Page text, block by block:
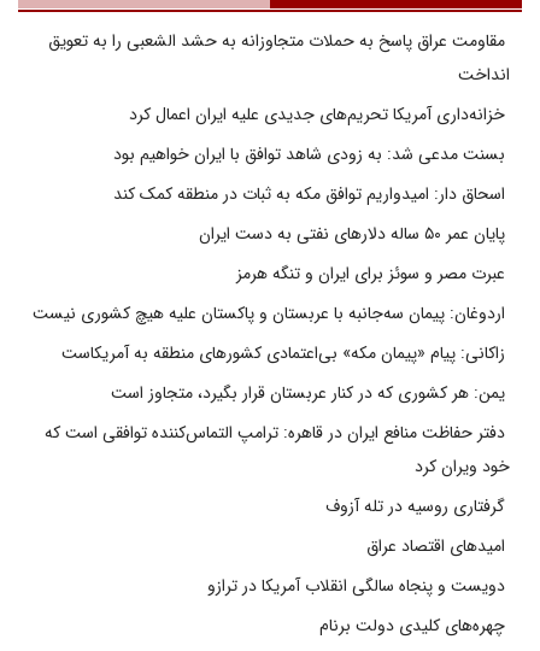
مقاومت عراق پاسخ به حملات متجاوزانه به حشد الشعبی را به تعویق
انداخت
خزانه‌داری آمریکا تحریم‌های جدیدی علیه ایران اعمال کرد
بسنت مدعی شد: به زودی شاهد توافق با ایران خواهیم بود
اسحاق دار: امیدواریم توافق مکه به ثبات در منطقه کمک کند
پایان عمر ۵۰ ساله دلارهای نفتی به دست ایران
عبرت مصر و سوئز برای ایران و تنگه هرمز
اردوغان: پیمان سه‌جانبه با عربستان و پاکستان علیه هیچ کشوری نیست
زاکانی: پیام «پیمان مکه» بی‌اعتمادی کشورهای منطقه به آمریکاست
یمن: هر کشوری که در کنار عربستان قرار بگیرد، متجاوز است
دفتر حفاظت منافع ایران در قاهره: ترامپ التماس‌کننده توافقی است که
خود ویران کرد
گرفتاری روسیه در تله آزوف
امیدهای اقتصاد عراق
دویست و پنجاه سالگی انقلاب آمریکا در ترازو
چهره‌های کلیدی دولت برنام